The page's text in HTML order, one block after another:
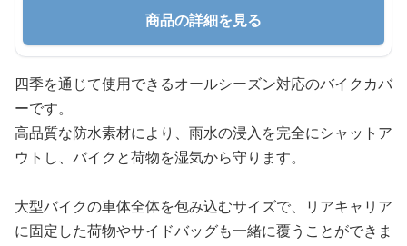
商品の詳細を見る
四季を通じて使用できるオールシーズン対応のバイクカバ
ーです。
高品質な防水素材により、雨水の浸入を完全にシャットア
ウトし、バイクと荷物を湿気から守ります。
大型バイクの車体全体を包み込むサイズで、リアキャリア
に固定した荷物やサイドバッグも一緒に覆うことができま